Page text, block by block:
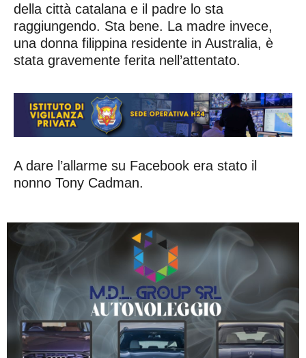
della città catalana e il padre lo sta
raggiungendo. Sta bene. La madre invece,
una donna filippina residente in Australia, è
stata gravemente ferita nell’attentato.
A dare l’allarme su Facebook era stato il
nonno Tony Cadman.